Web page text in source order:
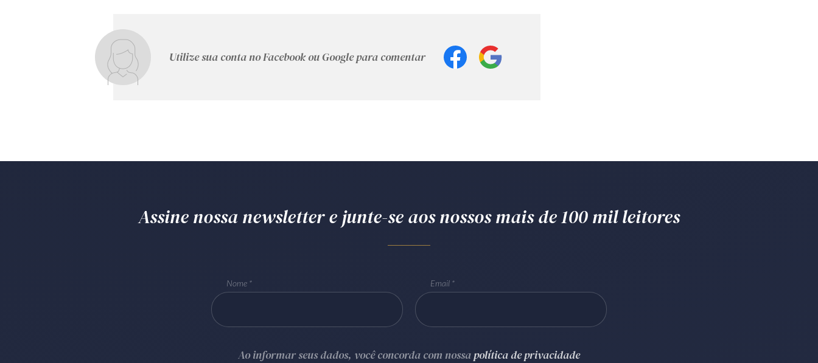
Utilize sua conta no Facebook ou Google para comentar
Assine nossa newsletter e junte-se aos nossos mais de 100 mil leitores
Nome Email
Ao informar seus dados, você concorda com nossapolítica de privacidade